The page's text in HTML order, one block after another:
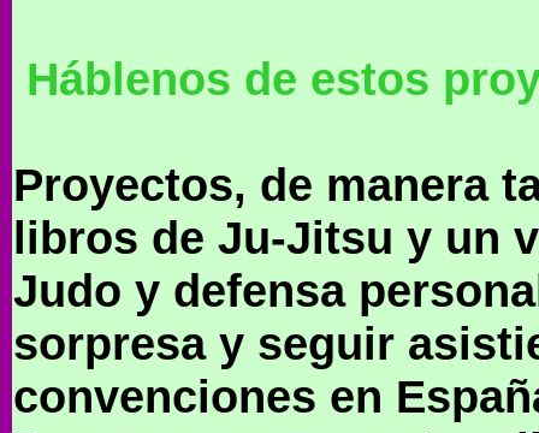
Háblenos de estos
Proyectos, de manera
libros de Ju-Jitsu y un
Judo y defensa
sorpresa y seguir
convenciones en